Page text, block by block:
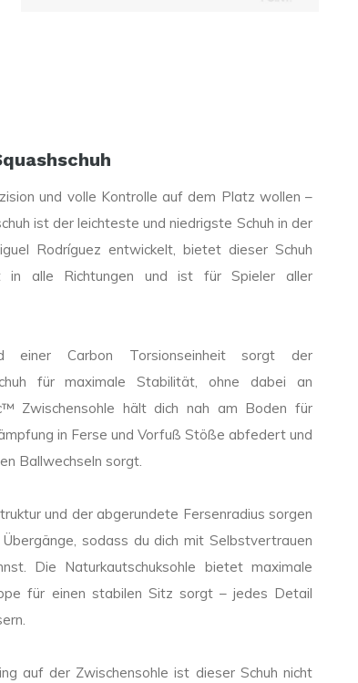
und volle Kontrolle auf dem Platz wollen –
ist der leichteste und niedrigste Schuh in der
Rodríguez entwickelt, bietet dieser Schuh
in alle Richtungen und ist für Spieler aller
einer Carbon Torsionseinheit sorgt der
für maximale Stabilität, ohne dabei an
Zwischensohle hält dich nah am Boden für
in Ferse und Vorfuß Stöße abfedert und
Ballwechseln sorgt.
und der abgerundete Fersenradius sorgen
sodass du dich mit Selbstvertrauen
Die Naturkautschuksohle bietet maximale
für einen stabilen Sitz sorgt – jedes Detail
auf der Zwischensohle ist dieser Schuh nicht